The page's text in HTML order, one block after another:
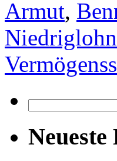
Armut,
nach:
Neueste